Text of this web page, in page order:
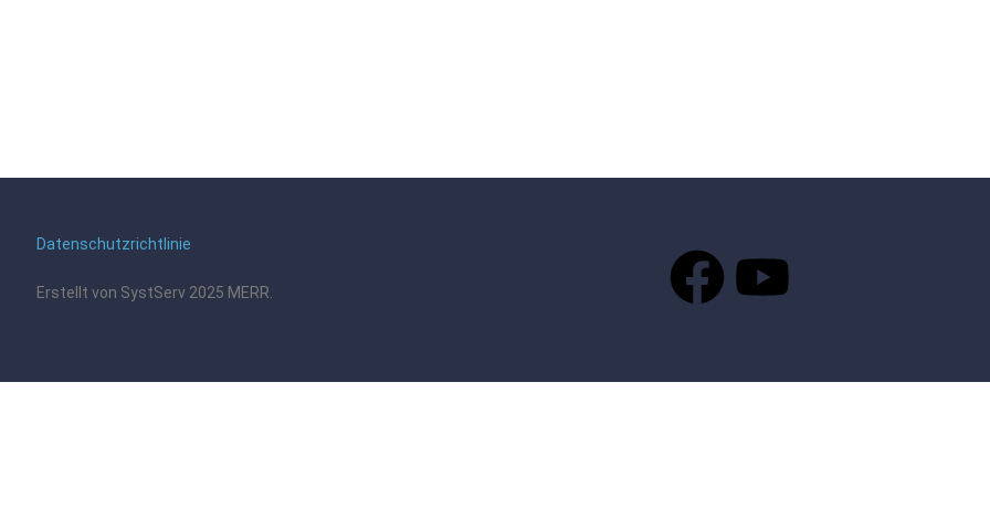
Datenschutzrichtlinie
Erstellt von SystServ 2025 MERR.